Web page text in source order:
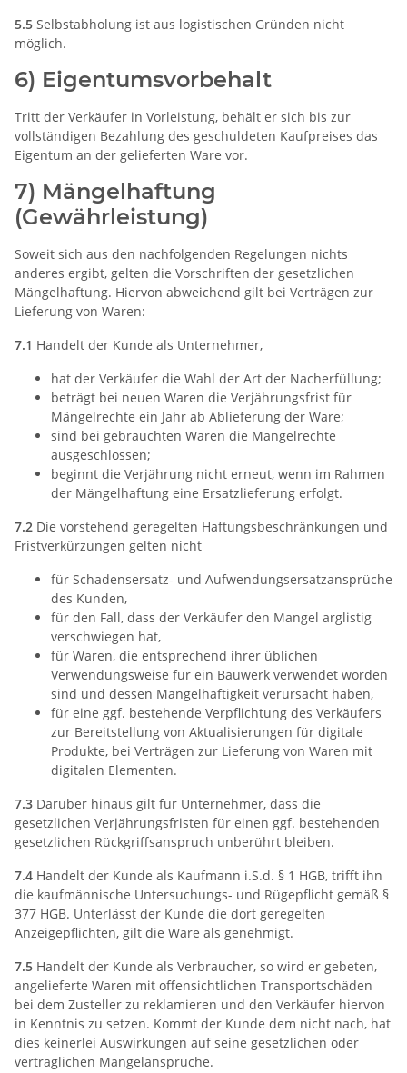
5.5 Selbstabholung ist aus logistischen Gründen nicht
möglich.
6) Eigentumsvorbehalt
Tritt der Verkäufer in Vorleistung, behält er sich bis zur
vollständigen Bezahlung des geschuldeten Kaufpreises das
Eigentum an der gelieferten Ware vor.
7) Mängelhaftung
(Gewährleistung)
Soweit sich aus den nachfolgenden Regelungen nichts
anderes ergibt, gelten die Vorschriften der gesetzlichen
Mängelhaftung. Hiervon abweichend gilt bei Verträgen zur
Lieferung von Waren:
7.1 Handelt der Kunde als Unternehmer,
hat der Verkäufer die Wahl der Art der Nacherfüllung;
beträgt bei neuen Waren die Verjährungsfrist für
Mängelrechte ein Jahr ab Ablieferung der Ware;
sind bei gebrauchten Waren die Mängelrechte
ausgeschlossen;
beginnt die Verjährung nicht erneut, wenn im Rahmen
der Mängelhaftung eine Ersatzlieferung erfolgt.
7.2 Die vorstehend geregelten Haftungsbeschränkungen und
Fristverkürzungen gelten nicht
für Schadensersatz- und Aufwendungsersatzansprüche
des Kunden,
für den Fall, dass der Verkäufer den Mangel arglistig
verschwiegen hat,
für Waren, die entsprechend ihrer üblichen
Verwendungsweise für ein Bauwerk verwendet worden
sind und dessen Mangelhaftigkeit verursacht haben,
für eine ggf. bestehende Verpflichtung des Verkäufers
zur Bereitstellung von Aktualisierungen für digitale
Produkte, bei Verträgen zur Lieferung von Waren mit
digitalen Elementen.
7.3 Darüber hinaus gilt für Unternehmer, dass die
gesetzlichen Verjährungsfristen für einen ggf. bestehenden
gesetzlichen Rückgriffsanspruch unberührt bleiben.
7.4 Handelt der Kunde als Kaufmann i.S.d. § 1 HGB, trifft ihn
die kaufmännische Untersuchungs- und Rügepflicht gemäß §
377 HGB. Unterlässt der Kunde die dort geregelten
Anzeigepflichten, gilt die Ware als genehmigt.
7.5 Handelt der Kunde als Verbraucher, so wird er gebeten,
angelieferte Waren mit offensichtlichen Transportschäden
bei dem Zusteller zu reklamieren und den Verkäufer hiervon
in Kenntnis zu setzen. Kommt der Kunde dem nicht nach, hat
dies keinerlei Auswirkungen auf seine gesetzlichen oder
vertraglichen Mängelansprüche.